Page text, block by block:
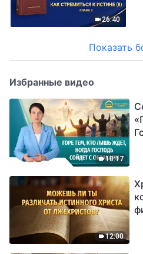
26:40
Показать
Избранные видео
10:17
12:00